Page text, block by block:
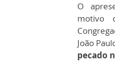
O
motivo
João
pecado